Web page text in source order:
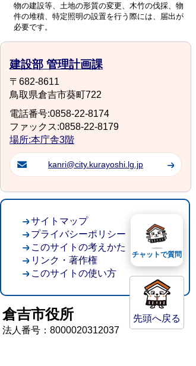
物の建設等、土地の形質の変更、木竹の伐採、物
件の堆積、特定照明の設置を行う際には、届出が
必要です。
建設部 管理計画課
〒682-8611
鳥取県倉吉市葵町722
電話番号:0858-22-8174
ファックス:0858-22-8179
場所:本庁舎3階
kanri@city.kurayoshi.lg.jp
先頭へ戻る
サイトマップ
プライバシーポリシー
このサイトの考えかた
リンク・著作権
このサイトの使い方
倉吉市役所
法人番号：8000020312037
チャットで質問